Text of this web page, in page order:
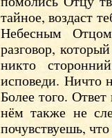
тайное, воздаст
Небесным
разговор,
никто
исповеди. Ничто
Более того.
нём также не
почувствуешь,